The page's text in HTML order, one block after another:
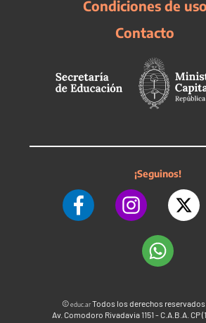
Condiciones de uso
Contacto
¡Seguinos!
©educ.arTodos los derechos
Av. Comodoro Rivadavia 1151 - C.A.B.A. CP